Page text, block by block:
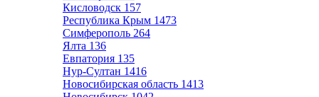
Кисловодск 157
Республика Крым 1473
Симферополь 264
Ялта 136
Евпатория 135
Нур-Султан 1416
Новосибирская область 1413